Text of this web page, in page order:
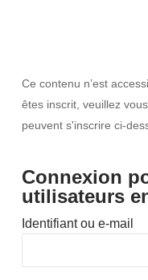
Ce contenu n’est
êtes inscrit, veuillez
peuvent s'inscrire ci-
Connexion
utilisateurs
Identifiant ou e-mail